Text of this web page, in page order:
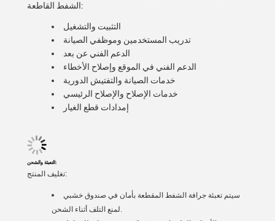
الشفط القاطعة:
التثبيت والتشغيل
تدريب المستخدمين وموظفي الصيانة
الدعم الفني عن بعد
الدعم الفني في الموقع وإصلاح الأخطاء
خدمات الصيانة والتفتيش الدورية
خدمات الإصلاح والإصلاح الرئيسي
إمدادات قطع الغيار
التعبئة والشحن:
تغليف المنتج:
سيتم تعبئة جرافة الشفط المقطعة بأمان في صندوق خشبي
لمنع التلف أثناء الشحن.